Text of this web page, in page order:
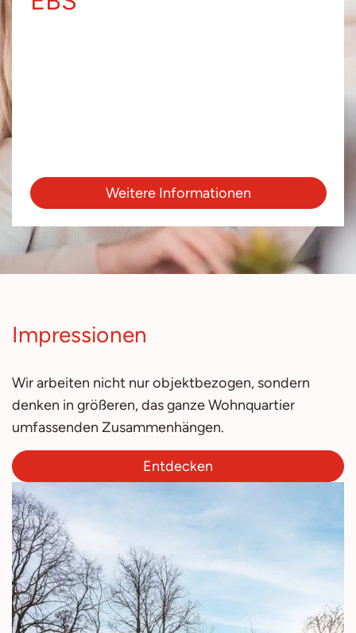
Weitere Informationen
Impressionen
Wir arbeiten nicht nur objektbezogen, sondern
denken in größeren, das ganze Wohnquartier
umfassenden Zusammenhängen.
Entdecken